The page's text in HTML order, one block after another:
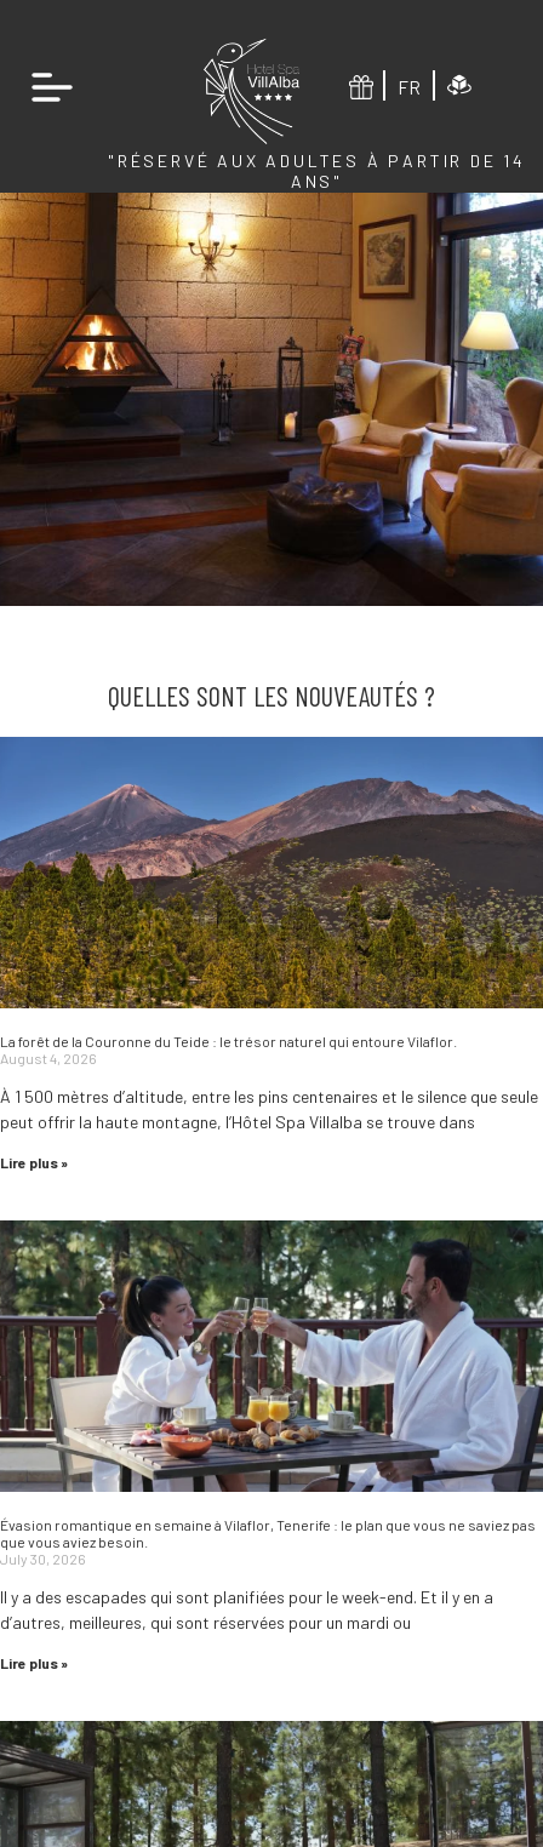
FR
"RÉSERVÉ AUX ADULTES À PARTIR DE 14
ANS"
QUELLES SONT LES NOUVEAUTÉS ?
La forêt de la Couronne du Teide : le trésor naturel qui entoure Vilaflor.
August 4, 2026
À 1 500 mètres d’altitude, entre les pins centenaires et le silence que seule
peut offrir la haute montagne, l’Hôtel Spa Villalba se trouve dans
Lire plus »
Évasion romantique en semaine à Vilaflor, Tenerife : le plan que vous ne saviez pas
que vous aviez besoin.
July 30, 2026
Il y a des escapades qui sont planifiées pour le week-end. Et il y en a
d’autres, meilleures, qui sont réservées pour un mardi ou
Lire plus »